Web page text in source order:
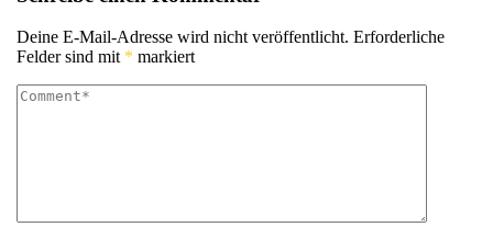
Deine E-Mail-Adresse wird nicht veröffentlicht. Erforderliche
Felder sind mit * markiert